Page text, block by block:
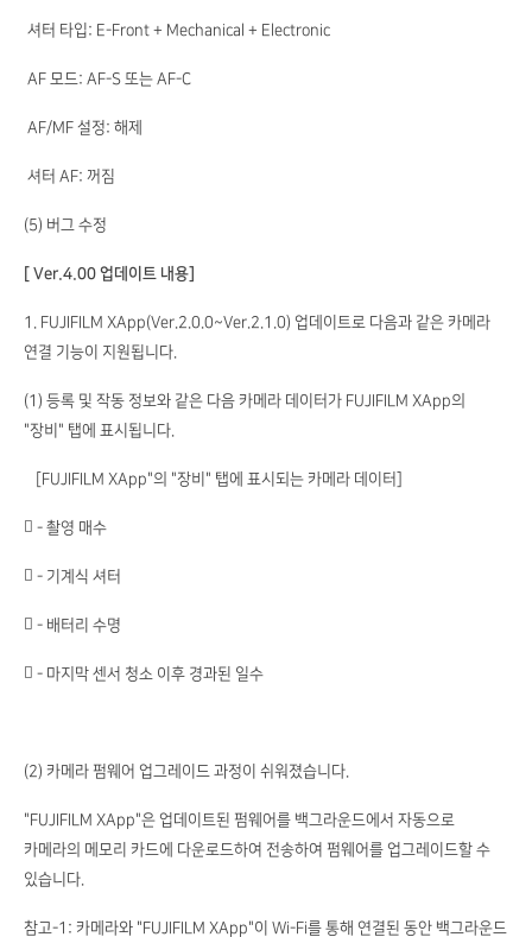
셔터 타입: E-Front + Mechanical + Electronic
AF 모드: AF-S 또는 AF-C
AF/MF 설정: 해제
셔터 AF: 꺼짐
(5) 버그 수정
[ Ver.4.00 업데이트 내용]
1. FUJIFILM XApp(Ver.2.0.0~Ver.2.1.0) 업데이트로 다음과 같은 카메라
연결 기능이 지원됩니다.
(1) 등록 및 작동 정보와 같은 다음 카메라 데이터가 FUJIFILM XApp의
"장비" 탭에 표시됩니다.
［FUJIFILM XApp"의 "장비" 탭에 표시되는 카메라 데이터]
 - 촬영 매수
 - 기계식 셔터
 - 배터리 수명
 - 마지막 센서 청소 이후 경과된 일수
(2) 카메라 펌웨어 업그레이드 과정이 쉬워졌습니다.
"FUJIFILM XApp"은 업데이트된 펌웨어를 백그라운드에서 자동으로
카메라의 메모리 카드에 다운로드하여 전송하여 펌웨어를 업그레이드할 수
있습니다.
참고-1: 카메라와 "FUJIFILM XApp"이 Wi-Fi를 통해 연결된 동안 백그라운드